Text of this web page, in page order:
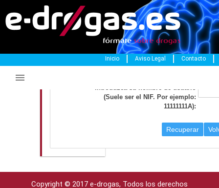
Inicio Aviso Legal Contacto

Recuperación de Credenciales
Introduzca su nombre de usuario
(Suele ser el NIF. Por ejemplo:
11111111A):
Recuperar
Copyright © 2017 e-drogas, Todos los derechos